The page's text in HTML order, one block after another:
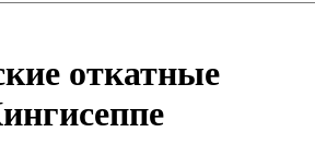
откатные